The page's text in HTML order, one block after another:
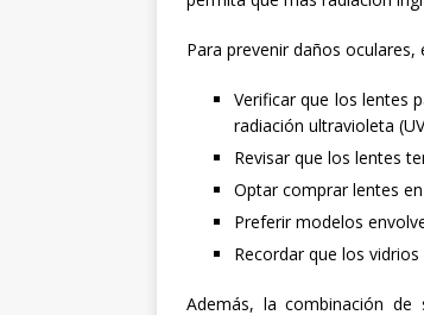
Para prevenir daños
Verificar que los lentes
radiación ultravioleta
Revisar que los lentes
Optar comprar lentes
Preferir modelos
Recordar que los
Además, la combinación